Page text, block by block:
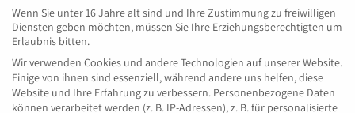
ÖFFNUNGSZEITEN BALGHEIM
Montag bis Freitag:
05:15 – 18:00 Uhr
Wenn Sie unter 16 Jahre alt sind und Ihre Zustimmung zu freiwilligen
Diensten geben möchten, müssen Sie Ihre Erziehungsberechtigten um
Erlaubnis bitten.
Wir verwenden Cookies und andere Technologien auf unserer Website.
Einige von ihnen sind essenziell, während andere uns helfen, diese
Website und Ihre Erfahrung zu verbessern. Personenbezogene Daten
können verarbeitet werden (z. B. IP-Adressen), z. B. für personalisierte